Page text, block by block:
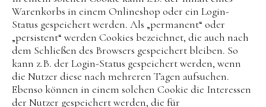
Warenkorbs in einem Onlineshop oder ein Login-
Status gespeichert werden. Als „permanent“ oder
„persistent“ werden Cookies bezeichnet, die auch nach
dem Schließen des Browsers gespeichert bleiben. So
kann z.B. der Login-Status gespeichert werden, wenn
die Nutzer diese nach mehreren Tagen aufsuchen.
Ebenso können in einem solchen Cookie die Interessen
der Nutzer gespeichert werden, die für